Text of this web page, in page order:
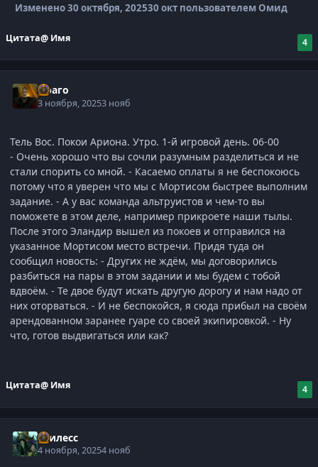
Изменено30 октября, 202530 октпользователем Омид
Цитата@ Имя 4
Драго
3 ноября, 20253 нояб
Тель Вос. Покои Ариона. Утро. 1-й игровой день. 06-00
- Очень хорошо что вы сочли разумным разделиться и не
стали спорить со мной. - Касаемо оплаты я не беспокоюсь
потому что я уверен что мы с Мортисом быстрее выполним
задание. - А у вас команда альтруистов и чем-то вы
поможете в этом деле, например прикроете наши тылы.
После этого Эландир вышел из покоев и отправился на
указанное Мортисом место встречи. Придя туда он
сообщил новость: - Других не ждём, мы договорились
разбиться на пары в этом задании и мы будем с тобой
вдвоём. - Те двое будут искать другую дорогу и нам надо от
них оторваться. - И не беспокойся, я сюда прибыл на своём
арендованном заранее гуаре со своей экипировкой. - Ну
что, готов выдвигаться или как?
Цитата@ Имя 4
Гнилесс
4 ноября, 20254 нояб